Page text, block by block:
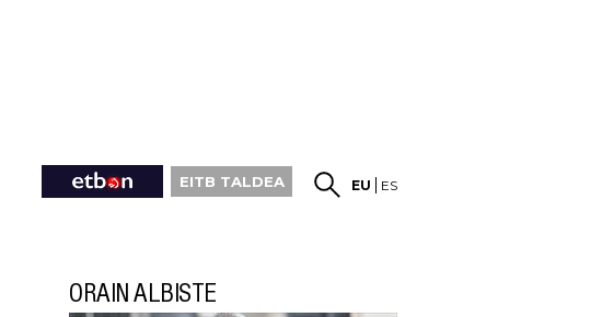
EITB TALDEA EU ES
ORAIN ALBISTE